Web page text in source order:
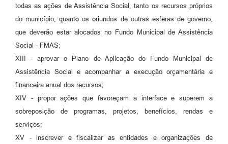
todas as ações de Assistência Social, tanto os recursos próprios
do município, quanto os oriundos de outras esferas de governo,
que deverão estar alocados no Fundo Municipal de Assistência
Social - FMAS;
XIII - aprovar o Plano de Aplicação do Fundo Municipal de
Assistência Social e acompanhar a execução orçamentária e
financeira anual dos recursos;
XIV - propor ações que favoreçam a interface e superem a
sobreposição de programas, projetos, benefícios, rendas e
serviços;
XV - inscrever e fiscalizar as entidades e organizações de